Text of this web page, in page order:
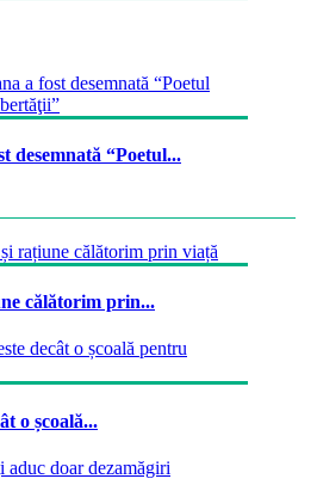
desemnată “Poetul...
călătorim prin...
o școală...